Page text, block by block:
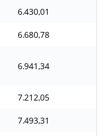
6.430,01
6.680,78
6.941,34
7.212,05
7.493,31